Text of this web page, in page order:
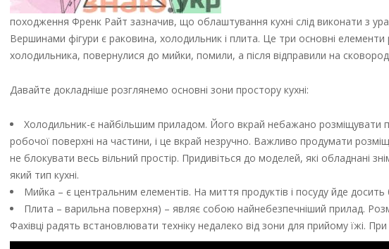
походження Френк Райт зазначив, що облаштування кухні слід виконати з
Вершинами фігури є раковина, холодильник і плита. Це три основні
холодильника, повернулися до мийки, помили, а після відправили на
Давайте докладніше розглянемо основні зони простору кухні:
Холодильник-є найбільшим приладом. Його вкрай небажано
робочої поверхні на частини, і це вкрай незручно. Важливо продумати
не блокувати весь вільний простір. Придивіться до моделей, які обладнані
який тип кухні.
Мийка – є центральним елементів. На миття продуктів і посуду йде
Плита – варильна поверхня) – являє собою найнебезпечніший прилад.
Фахівці радять встановлювати техніку недалеко від зони для прийому їжі.